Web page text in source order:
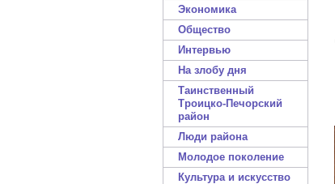
Экономика
Общество
Интервью
На злобу дня
Таинственный
Троицко-Печорский
район
Люди района
Молодое поколение
Культура и искусство